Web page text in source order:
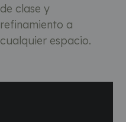
de clase y
refinamiento a
cualquier espacio.